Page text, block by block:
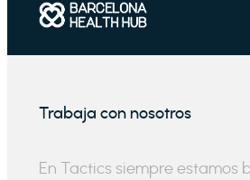
Trabaja con nosotros
En Tactics siempre estamos